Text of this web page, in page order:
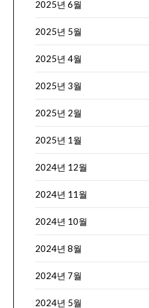
2025년 6월
2025년 5월
2025년 4월
2025년 3월
2025년 2월
2025년 1월
2024년 12월
2024년 11월
2024년 10월
2024년 8월
2024년 7월
2024년 5월